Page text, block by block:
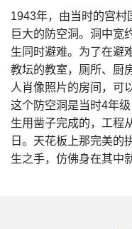
1943年，由当时的宫村
巨大的防空洞。洞中宽
生同时避难。为了在避
教坛的教室，厕所、厨
人肖像照片的房间，可
这个防空洞是当时4年
生用凿子完成的，工程
日。天花板上那完美的
生之手，仿佛身在其中